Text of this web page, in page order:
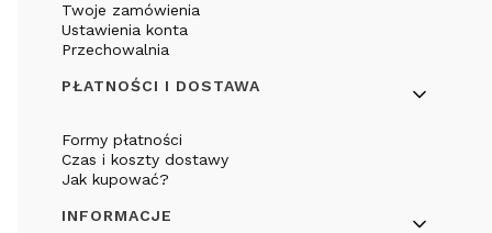
Twoje zamówienia
Ustawienia konta
Przechowalnia
PŁATNOŚCI I DOSTAWA
Formy płatności
Czas i koszty dostawy
Jak kupować?
INFORMACJE